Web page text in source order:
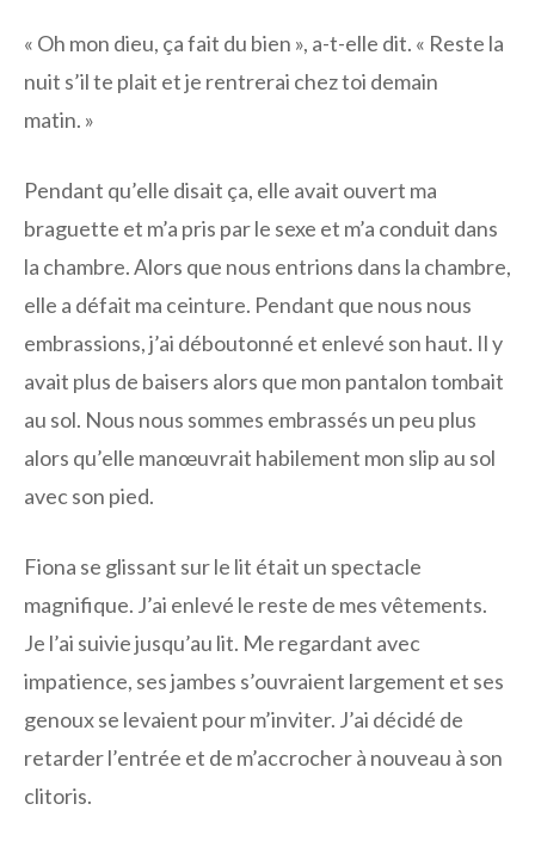
« Oh mon dieu, ça fait du bien », a-t-elle dit. « Reste la
nuit s’il te plait et je rentrerai chez toi demain
matin. »
Pendant qu’elle disait ça, elle avait ouvert ma
braguette et m’a pris par le sexe et m’a conduit dans
la chambre. Alors que nous entrions dans la chambre,
elle a défait ma ceinture. Pendant que nous nous
embrassions, j’ai déboutonné et enlevé son haut. Il y
avait plus de baisers alors que mon pantalon tombait
au sol. Nous nous sommes embrassés un peu plus
alors qu’elle manœuvrait habilement mon slip au sol
avec son pied.
Fiona se glissant sur le lit était un spectacle
magnifique. J’ai enlevé le reste de mes vêtements.
Je l’ai suivie jusqu’au lit. Me regardant avec
impatience, ses jambes s’ouvraient largement et ses
genoux se levaient pour m’inviter. J’ai décidé de
retarder l’entrée et de m’accrocher à nouveau à son
clitoris.